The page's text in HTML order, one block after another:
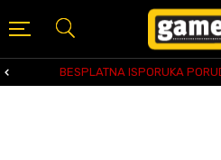
BESPLATNA ISPORUKA